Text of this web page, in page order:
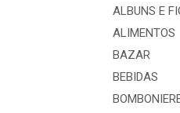
ALBUNS E
ALIMENTOS
BAZAR
BEBIDAS